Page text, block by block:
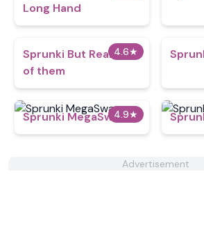
Long Hand
4.6★
Sprunki But Realistic
of them
4.9★
Sprunki MegaSwap
Advertisement